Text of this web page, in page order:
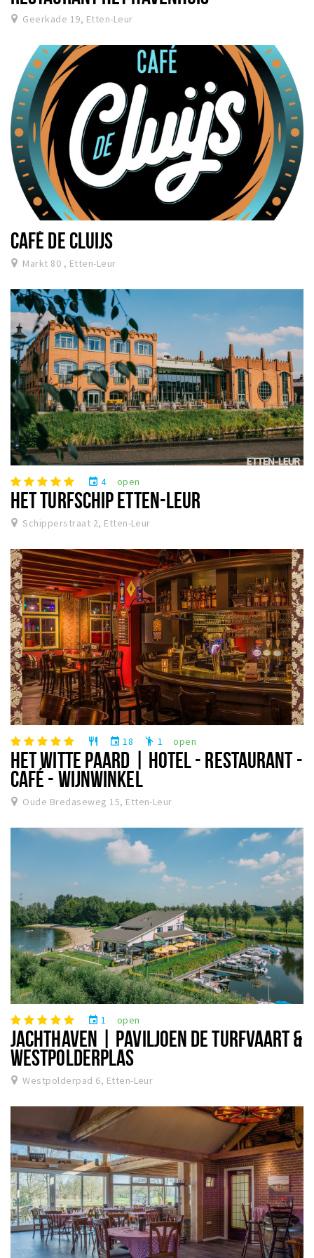
Geerkade 19, Etten-Leur
CAFÉ DE CLUIJS
Markt 80 , Etten-Leur
event 4 open
HET TURFSCHIP ETTEN-LEUR
Schipperstraat 2, Etten-Leur
restaurant event 18 emoji_people 1 open
HET WITTE PAARD | HOTEL - RESTAURANT -
CAFÉ - WIJNWINKEL
Oude Bredaseweg 15, Etten-Leur
event 1 open
JACHTHAVEN | PAVILJOEN DE TURFVAART &
WESTPOLDERPLAS
Westpolderpad 6, Etten-Leur